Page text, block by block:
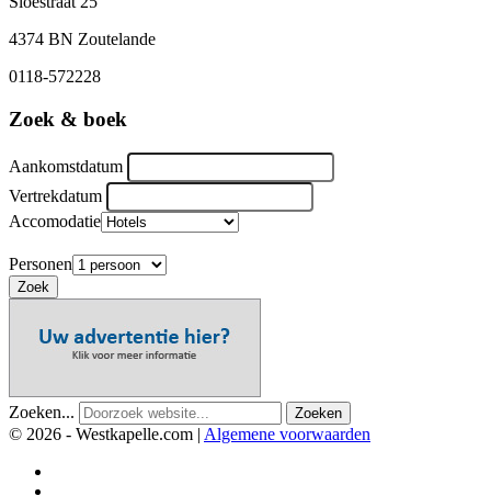
4374 BN Zoutelande
0118-572228
Zoek & boek
Aankomstdatum
Vertrekdatum
Accomodatie
Personen
Zoek
Zoeken... Zoeken
© 2026 - Westkapelle.com | Algemene voorwaarden